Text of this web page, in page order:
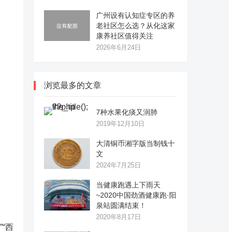
西
广州设有认知症专区的养
老社区怎么选？从化这家
康养社区值得关注
2026年6月24日
浏览最多的文章
7种水果化痰又润肺
2019年12月10日
大清铜币湘字版当制钱十
文
2024年7月25日
当健康跑遇上下雨天
~2020中国劲酒健康跑·阳
泉站圆满结束！
2020年8月17日